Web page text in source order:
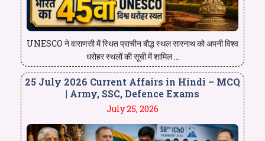
UNESCO ने वाराणसी में स्थित प्राचीन बौद्ध स्थल सारनाथ को अपनी विश्व
धरोहर स्थलों की सूची में शामिल ...
25 July 2026 Current Affairs in Hindi – MCQ
| Army, SSC, Defence Exams
July 25, 2026